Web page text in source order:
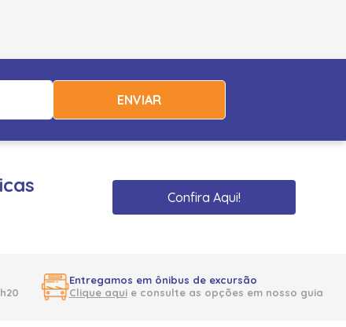
ENVIAR
Confira Aqui!
Entregamos em ônibus de excursão
Clique aquie consulte as opções em nosso guia